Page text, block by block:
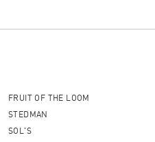
FRUIT OF THE LOOM
STEDMAN
SOL'S